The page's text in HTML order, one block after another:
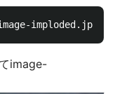
image-